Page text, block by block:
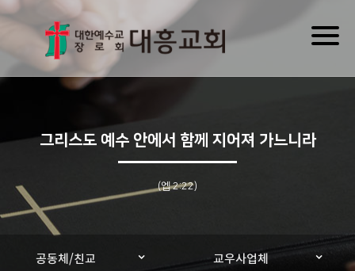
그리스도 예수 안에서 함께 지어져 가느니라
(엡 2:22)
공동체/친교 교우사업체